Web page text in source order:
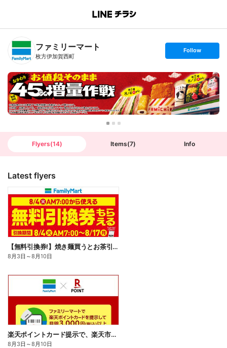
B
n
T
ファミリーマート
枚方伊加賀西町
s
t
o
l
l
o
w
Follow
Flyers(14) Items(7) Info
Latest flyers
【無料引換券!】焼き麺買うとお茶引換券貰える!
8月3日 ～8月10日
楽天ポイントカード提示で、楽天市場でのお買い物がおトクに!
8月3日 ～8月10日